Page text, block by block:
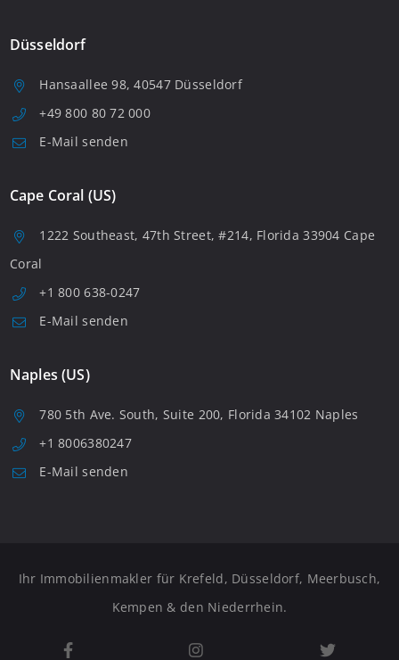
Düsseldorf
Hansaallee 98, 40547 Düsseldorf
+49 800 80 72 000
E-Mail senden
Cape Coral (US)
1222 Southeast, 47th Street, #214, Florida 33904 Cape
Coral
+1 800 638-0247
E-Mail senden
Naples (US)
780 5th Ave. South, Suite 200, Florida 34102 Naples
+1 8006380247
E-Mail senden
Ihr Immobilienmakler für Krefeld, Düsseldorf, Meerbusch,
Kempen & den Niederrhein.